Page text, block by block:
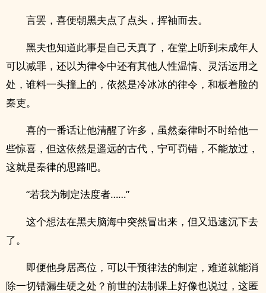
言罢，喜便朝黑夫点了点头，挥袖而去。
黑夫也知道此事是自己天真了，在堂上听到未成年人
可以减罪，还以为律令中还有其他人性温情、灵活运用之
处，谁料一头撞上的，依然是冷冰冰的律令，和板着脸的
秦吏。
喜的一番话让他清醒了许多，虽然秦律时不时给他一
些惊喜，但这依然是遥远的古代，宁可罚错，不能放过，
这就是秦律的思路吧。
“若我为制定法度者……”
这个想法在黑夫脑海中突然冒出来，但又迅速沉下去
了。
即便他身居高位，可以干预律法的制定，难道就能消
除一切错漏生硬之处？前世的法制课上好像也说过，这匿